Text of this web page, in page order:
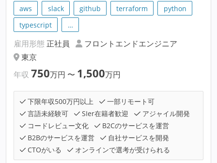
aws slack github terraform
python
typescript
…
雇用形態 正社員
フロントエンドエンジニア
東京
年収 750万円 〜 1,500万円
下限年収500万円以上
一部リモート可
言語未経験可
SIer在籍者歓迎
アジャイル開発
コードレビュー文化
B2Cのサービスを運営
B2Bのサービスを運営
自社サービスを開発
CTOがいる
オンラインで選考が受けられる